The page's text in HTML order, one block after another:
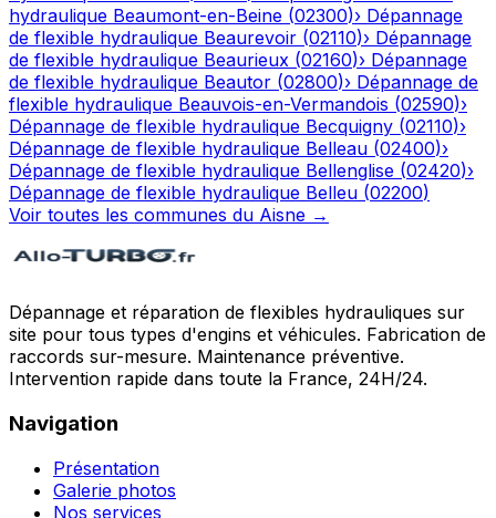
hydraulique Beaumont-en-Beine (02300)› Dépannage
de flexible hydraulique Beaurevoir (02110)› Dépannage
de flexible hydraulique Beaurieux (02160)› Dépannage
de flexible hydraulique Beautor (02800)› Dépannage de
flexible hydraulique Beauvois-en-Vermandois (02590)›
Dépannage de flexible hydraulique Becquigny (02110)›
Dépannage de flexible hydraulique Belleau (02400)›
Dépannage de flexible hydraulique Bellenglise (02420)›
Dépannage de flexible hydraulique Belleu (02200)
Voir toutes les communes du Aisne →
Dépannage et réparation de flexibles hydrauliques sur
site pour tous types d'engins et véhicules. Fabrication de
raccords sur-mesure. Maintenance préventive.
Intervention rapide dans toute la France, 24H/24.
Navigation
Présentation
Galerie photos
Nos services